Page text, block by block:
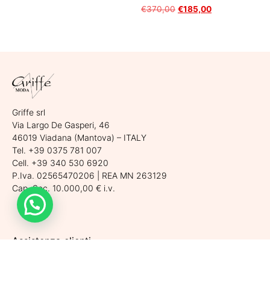
€370,00 €185,00
Griffe srl
Via Largo De Gasperi, 46
46019 Viadana (Mantova) – ITALY
Tel. +39 0375 781 007
Cell. +39 340 530 6920
P.Iva. 02565470206 | REA MN 263129
Cap. Soc. 10.000,00 € i.v.
Assistenza clienti